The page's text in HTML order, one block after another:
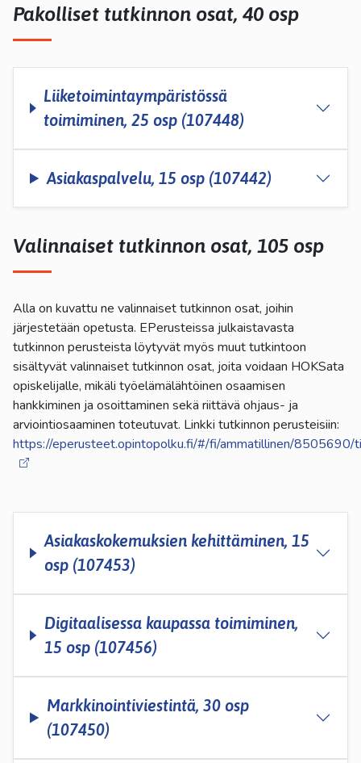
Pakolliset tutkinnon osat, 40 osp
Liiketoimintaympäristössä
toimiminen, 25 osp (107448)
Asiakaspalvelu, 15 osp (107442)
Valinnaiset tutkinnon osat, 105 osp
Alla on kuvattu ne valinnaiset tutkinnon osat, joihin
järjestetään opetusta. EPerusteissa julkaistavasta
tutkinnon perusteista löytyvät myös muut tutkintoon
sisältyvät valinnaiset tutkinnon osat, joita voidaan HOKSata
opiskelijalle, mikäli työelämälähtöinen osaamisen
hankkiminen ja osoittaminen sekä riittävä ohjaus- ja
arviointiosaaminen toteutuvat. Linkki tutkinnon perusteisiin:
https://eperusteet.opintopolku.fi/#/fi/ammatillinen/8505690/
Asiakaskokemuksien kehittäminen, 15
osp (107453)
Digitaalisessa kaupassa toimiminen,
15 osp (107456)
Markkinointiviestintä, 30 osp
(107450)